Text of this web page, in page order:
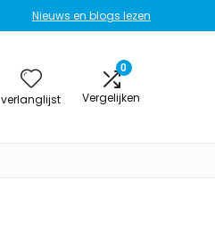
Nieuws en blogs lezen
verlanglijst
0
Vergelijken